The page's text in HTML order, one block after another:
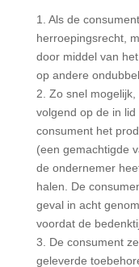
1. Als de
herroepingsrecht,
door middel van
op andere
2. Zo snel
volgend op de in
consument het
(een gemachtigde
de ondernemer
halen. De
geval in acht
voordat de
3. De consument
geleverde